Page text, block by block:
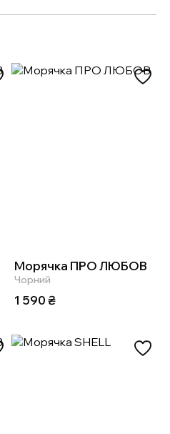
Морячка ПРО ЛЮБОВ
Чорний
1 590₴